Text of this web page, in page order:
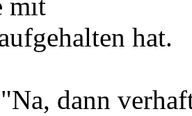
mit
hat.
dann